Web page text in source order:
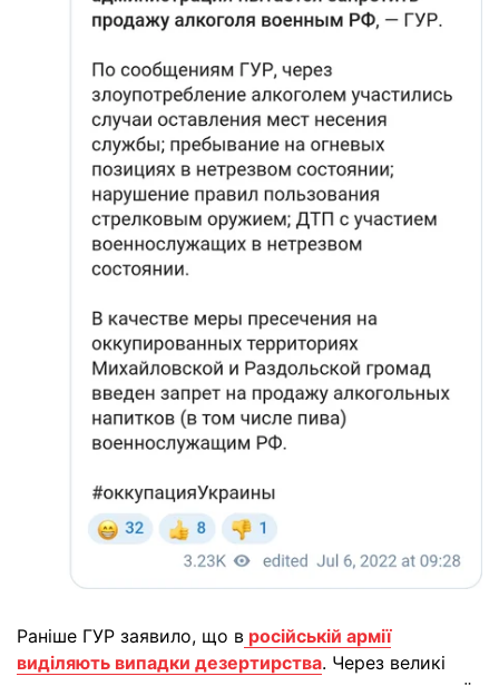
Раніше ГУР заявило, що в російській армії
виділяють випадки дезертирства. Через великі